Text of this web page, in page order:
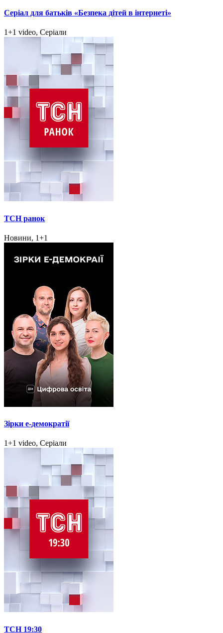
Серіал для батьків «Безпека дітей в інтернеті»
1+1 video, Серіали
ТСН ранок
Новини, 1+1
Зірки e-демократії
1+1 video, Серіали
ТСН 19:30